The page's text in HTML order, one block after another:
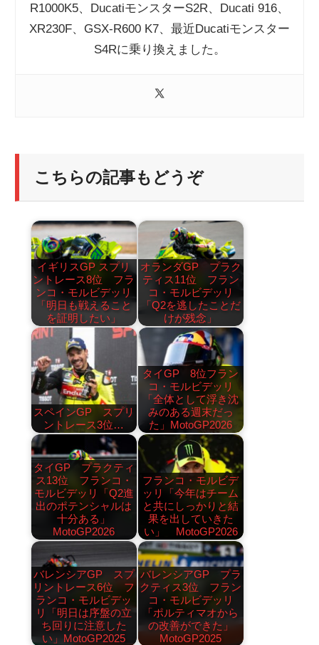
R1000K5、DucatiモンスターS2R、Ducati 916、
XR230F、GSX-R600 K7、最近Ducatiモンスター
S4Rに乗り換えました。
こちらの記事もどうぞ
イギリスGP スプリ
ントレース8位 フラ
ンコ・モルビデッリ
「明日も戦えること
を証明したい」
オランダGP プラク
ティス11位 フラン
コ・モルビデッリ
「Q2を逃したことだ
けが残念」
スペインGP スプリ
ントレース3位…
タイGP 8位フラン
コ・モルビデッリ
「全体として浮き沈
みのある週末だっ
た」MotoGP2026
タイGP プラクティ
ス13位 フランコ・
モルビデッリ「Q2進
出のポテンシャルは
十分ある」
MotoGP2026
フランコ・モルビデ
ッリ「今年はチーム
と共にしっかりと結
果を出していきた
い」 MotoGP2026
バレンシアGP スプ
リントレース6位 フ
ランコ・モルビデッ
リ「明日は序盤の立
ち回りに注意した
い」MotoGP2025
バレンシアGP プラ
クティス3位 フラン
コ・モルビデッリ
「ポルティマオから
の改善ができた」
MotoGP2025